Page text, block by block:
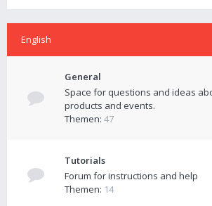
English
General
Space for questions and ideas
products and events.
Themen: 47
Tutorials
Forum for instructions and help
Themen: 14